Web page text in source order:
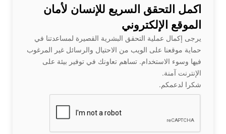
اكمل التحقق السريع للإنسان لأمان
الموقع الإلكتروني
يرجى إكمال عملية التحقق البشرية القصيرة لمساعدتنا في
حماية موقعنا على الويب من الاحتيال والرسائل غير المرغوب
فيها وسوء الاستخدام. تساهم تعاونك في توفير بيئة على
الإنترنت آمنة.
شكرا لدعمكم.